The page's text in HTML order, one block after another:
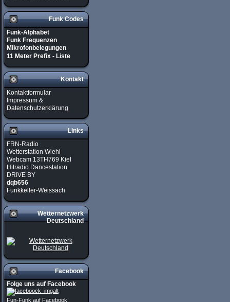
Funk Codes
Funk-Alphabet
Funk Frequenzen
Mikrofonbelegungen
11 Meter Prefix - Liste
Kontakt
Kontaktformular
Impressum &
Datenschutzerklärung
Links
FRN-Radio
Wetterstation Wiehl
Webcam 13TH769 Kiel
Hitradio Dancestation
DRIVE BY
dqb656
Funkkeller-Weissach
Wetternetzwerk
Deutschland
Facebook
Folge uns auf Facebook
Fun-Funk auf Facebook